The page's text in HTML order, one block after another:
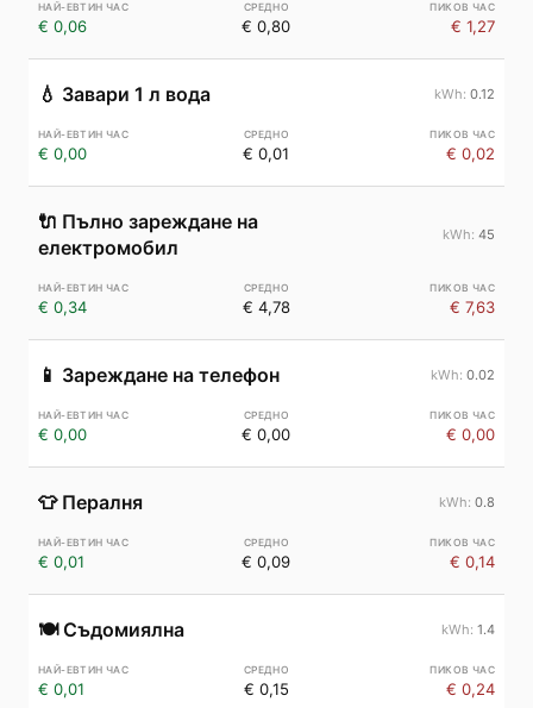
€ 0,06 € 0,80 € 1,27
💧 Завари 1 л вода 0.12
€ 0,00 € 0,01 € 0,02
🔌 Пълно зареждане на
електромобил
45
€ 0,34 € 4,78 € 7,63
📱 Зареждане на телефон 0.02
€ 0,00 € 0,00 € 0,00
👕 Пералня 0.8
€ 0,01 € 0,09 € 0,14
🍽️ Съдомиялна 1.4
€ 0,01 € 0,15 € 0,24